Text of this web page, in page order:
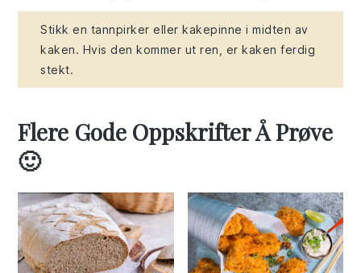
Stikk en tannpirker eller kakepinne i midten av
kaken. Hvis den kommer ut ren, er kaken ferdig
stekt.
Flere Gode Oppskrifter Å Prøve
🙂